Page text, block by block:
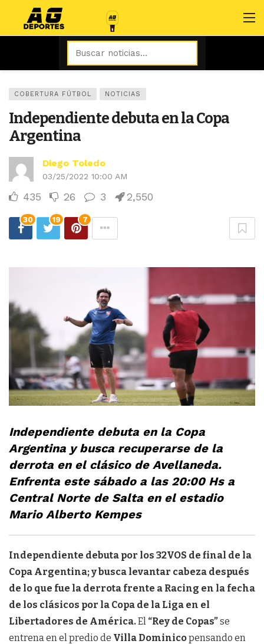
COBERTURA FÚTBOL NOTICIAS
Independiente debuta en la Copa
Argentina
Diego Toledo
03/25/2022 10:00 AM
435 26 3 2,550
30 19 7
Independiente debuta en la Copa
Argentina y busca recuperarse de la
derrota en el clásico de Avellaneda.
Enfrenta este sábado a las 20:00 Hs a
Central Norte de Salta en el estadio
Mario Alberto Kempes
Independiente debuta por los 32VOS de final de la
Copa Argentina; y busca levantar cabeza después
de lo que fue la derrota frente a Racing en la fecha
de los clásicos por la Copa de la Liga en el
Libertadores de América.El “Rey de Copas”se
entrena en el predio de Villa Dominicopensando en